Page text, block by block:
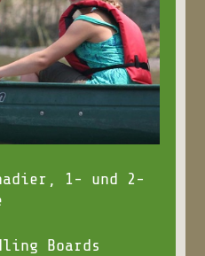
1- und 2-
Boards